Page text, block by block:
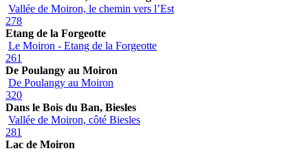
Vallée de Moiron, le chemin vers l’Est
278
Etang de la Forgeotte
Le Moiron - Etang de la Forgeotte
261
De Poulangy au Moiron
De Poulangy au Moiron
320
Dans le Bois du Ban, Biesles
Vallée de Moiron, côté Biesles
281
Lac de Moiron